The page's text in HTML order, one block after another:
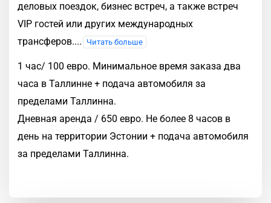
деловых поездок, бизнес встреч, а также встреч
VIP гостей или других международных
трансферов.... Читать больше
1 час/ 100 евро. Минимальное время заказа два
часа в Таллинне + подача автомобиля за
пределами Таллинна.
Дневная аренда / 650 евро. Не более 8 часов в
день на территории Эстонии + подача автомобиля
за пределами Таллинна.